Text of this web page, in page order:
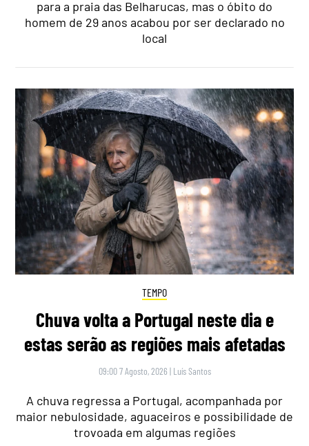
para a praia das Belharucas, mas o óbito do
homem de 29 anos acabou por ser declarado no
local
TEMPO
Chuva volta a Portugal neste dia e
estas serão as regiões mais afetadas
09:00 7 Agosto, 2026 | Luís Santos
A chuva regressa a Portugal, acompanhada por
maior nebulosidade, aguaceiros e possibilidade de
trovoada em algumas regiões